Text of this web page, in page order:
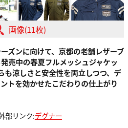
画像(11枚)
ズンに向けて、京都の老舗レザーブ
売中の春夏フルメッシュジャケッ
も涼しさと安全性を両立しつつ、デ
トを効かせたこだわりの仕上がり
部リンク:デグナー